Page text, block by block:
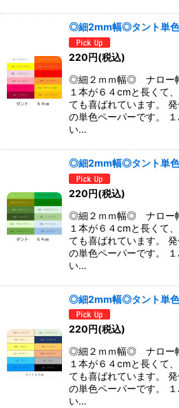
◎細2mm幅◎タント単色
220円(税込)
◎細２ｍｍ幅◎ ナロー
１本が６４cmと長くて
ても喜ばれています。
の単色ペーパーです。
い…
◎細2mm幅◎タント単色
220円(税込)
◎細２ｍｍ幅◎ ナロー
１本が６４cmと長くて
ても喜ばれています。
の単色ペーパーです。
い…
◎細2mm幅◎タント単色
220円(税込)
◎細２ｍｍ幅◎ ナロー
１本が６４cmと長くて
ても喜ばれています。
の単色ペーパーです。
い…